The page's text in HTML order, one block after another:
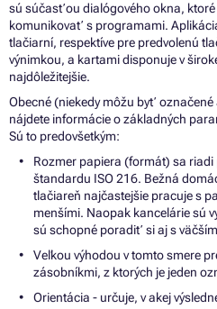
sú súčasťou dialógového okna,
komunikovať s programami.
tlačiarní, respektíve pre predvolenú
výnimkou, a kartami disponuje v
najdôležitejšie.
Obecné (niekedy môžu byť
nájdete informácie o základných
Sú to predovšetkým:
Rozmer papiera (formát) sa
štandardu ISO 216. Bežná
tlačiareň najčastejšie pracuje s
menšími. Naopak kancelárie sú
sú schopné poradiť si aj s
Veľkou výhodou v tomto smere
zásobníkmi, z ktorých je jeden
Orientácia - určuje, v akej